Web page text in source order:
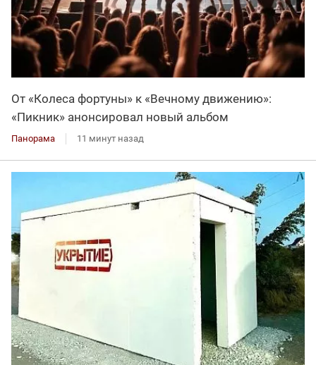
От «Колеса фортуны» к «Вечному движению»:
«Пикник» анонсировал новый альбом
Панорама 11 минут назад